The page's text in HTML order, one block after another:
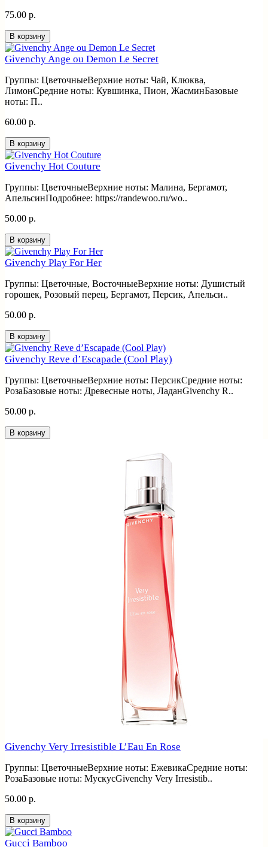
75.00 р.
В корзину
Givenchy Ange ou Demon Le Secret
Группы: ЦветочныеВерхние ноты: Чай, Клюква,
ЛимонСредние ноты: Кувшинка, Пион, ЖасминБазовые
ноты: П..
60.00 р.
В корзину
Givenchy Hot Couture
Группы: ЦветочныеВерхние ноты: Малина, Бергамот,
АпельсинПодробнее: https://randewoo.ru/wo..
50.00 р.
В корзину
Givenchy Play For Her
Группы: Цветочные, ВосточныеВерхние ноты: Душистый
горошек, Розовый перец, Бергамот, Персик, Апельси..
50.00 р.
В корзину
Givenchy Reve d’Escapade (Cool Play)
Группы: ЦветочныеВерхние ноты: ПерсикСредние ноты:
РозаБазовые ноты: Древесные ноты, ЛаданGivenchy R..
50.00 р.
В корзину
Givenchy Very Irresistible L’Eau En Rose
Группы: ЦветочныеВерхние ноты: ЕжевикаСредние ноты:
РозаБазовые ноты: МускусGivenchy Very Irresistib..
50.00 р.
В корзину
Gucci Bamboo